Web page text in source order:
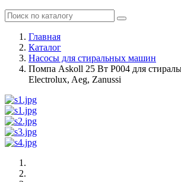
Главная
Каталог
Насосы для стиральных машин
Помпа Askoll 25 Вт P004 для
Electrolux, Aeg, Zanussi